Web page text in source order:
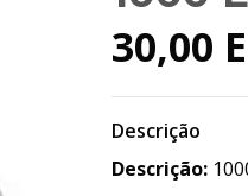
30,00
Descrição
Descrição: